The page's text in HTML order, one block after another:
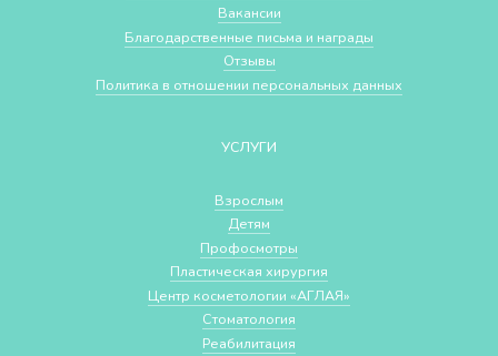
Вакансии
Благодарственные письма и награды
Отзывы
Политика в отношении персональных данных
УСЛУГИ
Взрослым
Детям
Профосмотры
Пластическая хирургия
Центр косметологии «АГЛАЯ»
Стоматология
Реабилитация